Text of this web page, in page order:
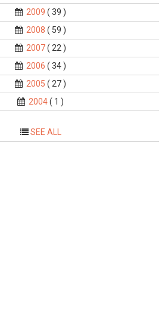
2009 ( 39 )
2008 ( 59 )
2007( 22 )
2006 ( 34 )
2005 ( 27 )
2004( 1 )
SEE ALL